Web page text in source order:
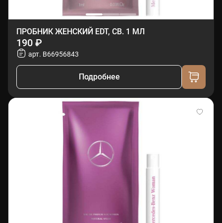
ПРОБНИК ЖЕНСКИЙ EDT, СВ. 1 МЛ
190 ₽
арт. B66956843
Подробнее